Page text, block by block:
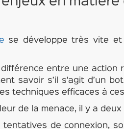
se développe très vite
différence entre une action
savoir s’il s’agit d’un
techniques efficaces à
de la menace, il y a
de connexion,